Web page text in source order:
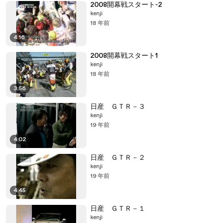
4:16
2008開幕戦スタート-2
kenji
18 年前
3:56
2008開幕戦スタート1
kenji
18 年前
4:02
日産 ＧＴＲ－３
kenji
19 年前
4:45
日産 ＧＴＲ－２
kenji
19 年前
日産 ＧＴＲ－１
kenji